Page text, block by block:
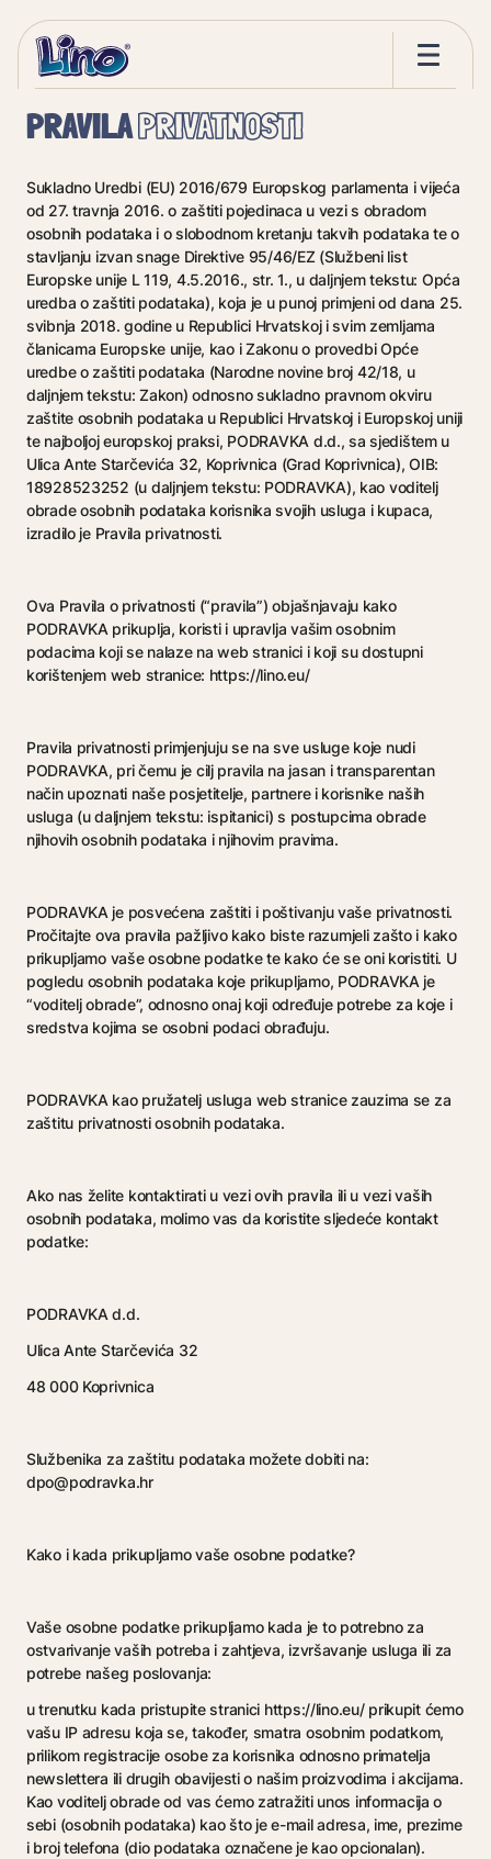
PRAVILAPRIVATNOSTI
Sukladno Uredbi (EU) 2016/679 Europskog parlamenta i vijeća
od 27. travnja 2016. o zaštiti pojedinaca u vezi s obradom
osobnih podataka i o slobodnom kretanju takvih podataka te o
stavljanju izvan snage Direktive 95/46/EZ (Službeni list
Europske unije L 119, 4.5.2016., str. 1., u daljnjem tekstu: Opća
uredba o zaštiti podataka), koja je u punoj primjeni od dana 25.
svibnja 2018. godine u Republici Hrvatskoj i svim zemljama
članicama Europske unije, kao i Zakonu o provedbi Opće
uredbe o zaštiti podataka (Narodne novine broj 42/18, u
daljnjem tekstu: Zakon) odnosno sukladno pravnom okviru
zaštite osobnih podataka u Republici Hrvatskoj i Europskoj uniji
te najboljoj europskoj praksi, PODRAVKA d.d., sa sjedištem u
Ulica Ante Starčevića 32, Koprivnica (Grad Koprivnica), OIB:
18928523252 (u daljnjem tekstu: PODRAVKA), kao voditelj
obrade osobnih podataka korisnika svojih usluga i kupaca,
izradilo je Pravila privatnosti.
Ova Pravila o privatnosti (“pravila”) objašnjavaju kako
PODRAVKA prikuplja, koristi i upravlja vašim osobnim
podacima koji se nalaze na web stranici i koji su dostupni
korištenjem web stranice: https://lino.eu/
Pravila privatnosti primjenjuju se na sve usluge koje nudi
PODRAVKA, pri čemu je cilj pravila na jasan i transparentan
način upoznati naše posjetitelje, partnere i korisnike naših
usluga (u daljnjem tekstu: ispitanici) s postupcima obrade
njihovih osobnih podataka i njihovim pravima.
PODRAVKA je posvećena zaštiti i poštivanju vaše privatnosti.
Pročitajte ova pravila pažljivo kako biste razumjeli zašto i kako
prikupljamo vaše osobne podatke te kako će se oni koristiti. U
pogledu osobnih podataka koje prikupljamo, PODRAVKA je
“voditelj obrade”, odnosno onaj koji određuje potrebe za koje i
sredstva kojima se osobni podaci obrađuju.
PODRAVKA kao pružatelj usluga web stranice zauzima se za
zaštitu privatnosti osobnih podataka.
Ako nas želite kontaktirati u vezi ovih pravila ili u vezi vaših
osobnih podataka, molimo vas da koristite sljedeće kontakt
podatke:
PODRAVKA d.d.
Ulica Ante Starčevića 32
48 000 Koprivnica
Službenika za zaštitu podataka možete dobiti na:
dpo@podravka.hr
Kako i kada prikupljamo vaše osobne podatke?
Vaše osobne podatke prikupljamo kada je to potrebno za
ostvarivanje vaših potreba i zahtjeva, izvršavanje usluga ili za
potrebe našeg poslovanja:
u trenutku kada pristupite stranici https://lino.eu/ prikupit ćemo
vašu IP adresu koja se, također, smatra osobnim podatkom,
prilikom registracije osobe za korisnika odnosno primatelja
newslettera ili drugih obavijesti o našim proizvodima i akcijama.
Kao voditelj obrade od vas ćemo zatražiti unos informacija o
sebi (osobnih podataka) kao što je e-mail adresa, ime, prezime
i broj telefona (dio podataka označene je kao opcionalan).